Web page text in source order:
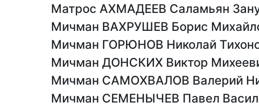
Матрос АХМАДЕЕВ Саламьян
Мичман ВАХРУШЕВ Борис
Мичман ГОРЮНОВ Николай
Мичман ДОНСКИХ Виктор
Мичман САМОХВАЛОВ Валерий
Мичман СЕМЕНЫЧЕВ Павел